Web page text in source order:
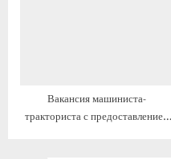
Вакансия машиниста-
тракториста с предоставлением